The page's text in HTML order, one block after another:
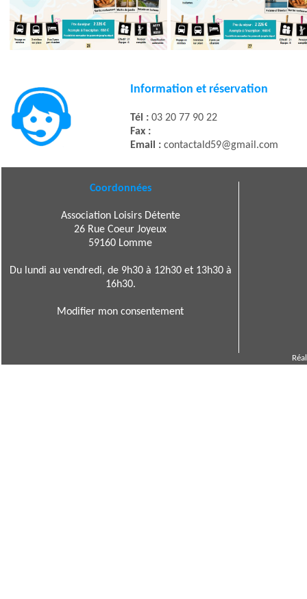
Information et réservation
Tél : 03 20 77 90 22
Fax :
Email : contactald59@gmail.com
Coordonnées
Association Loisirs Détente
26 Rue Coeur Joyeux
59160 Lomme
Du lundi au vendredi, de 9h30 à 12h30 et 13h30 à
16h30.
Modifier mon consentement